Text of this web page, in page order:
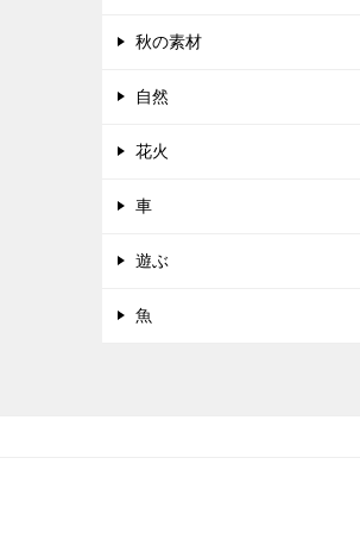
秋の素材
自然
花火
車
遊ぶ
魚